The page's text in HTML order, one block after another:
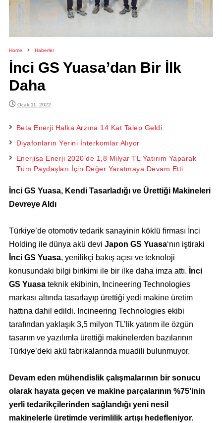
Home Haberler
İnci GS Yuasa’dan Bir İlk
Daha
Ocak 11, 2022
Beta Enerji Halka Arzına 14 Kat Talep Geldi
Diyafonların Yerini İnterkomlar Alıyor
Enerjisa Enerji 2020’de 1,8 Milyar TL Yatırım Yaparak
Tüm Paydaşları İçin Değer Yaratmaya Devam Etti
İnci GS Yuasa, Kendi Tasarladığı ve Ürettiği Makineleri
Devreye Aldı
Türkiye’de otomotiv tedarik sanayinin köklü firması İnci
Holding ile dünya akü devi Japon GS Yuasa‘nın iştiraki
İnci GS Yuasa, yenilikçi bakış açısı ve teknoloji
konusundaki bilgi birikimi ile bir ilke daha imza attı. İnci
GS Yuasateknik ekibinin, Incineering Technologies
markası altında tasarlayıp ürettiği yedi makine üretim
hattına dahil edildi. Incineering Technologies ekibi
tarafından yaklaşık 3,5 milyon TL’lik yatırım ile özgün
tasarım ve yazılımla ürettiği makinelerden bazılarının
Türkiye’deki akü fabrikalarında muadili bulunmuyor.
Devam eden mühendislik çalışmalarının bir sonucu
olarak hayata geçen ve makine parçalarının %75’inin
yerli tedarikçilerinden sağlandığı yeni nesil
makinelerle üretimde verimlilik artışı hedefleniyor.